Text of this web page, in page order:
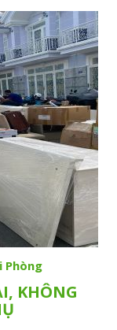
Phòng
KHÔNG